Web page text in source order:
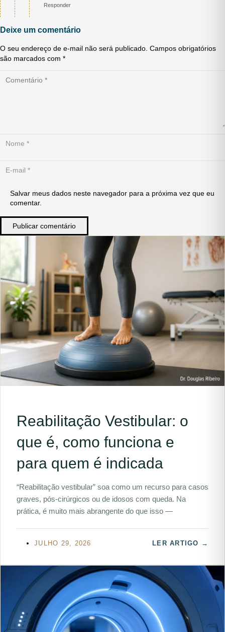
Responder
Deixe um comentário
O seu endereço de e-mail não será publicado. Campos obrigatórios
são marcados com *
Salvar meus dados neste navegador para a próxima vez que eu
comentar.
Publicar comentário
Reabilitação Vestibular: o
que é, como funciona e
para quem é indicada
“Reabilitação vestibular” soa como um recurso para casos
graves, pós-cirúrgicos ou de idosos com queda. Na
prática, é muito mais abrangente do que isso —
JULHO 29, 2026 LER ARTIGO →